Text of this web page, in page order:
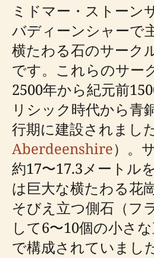
ミドマー・ストーン
バディーンシャーで
横たわる石のサーク
です。これらのサー
2500年から紀元前
リシック時代から青
行期に建設されまし
Aberdeenshire）。
約17〜17.3メートル
は巨大な横たわる花
そびえ立つ側石（フ
して6〜10個の小さ
で構成されていました